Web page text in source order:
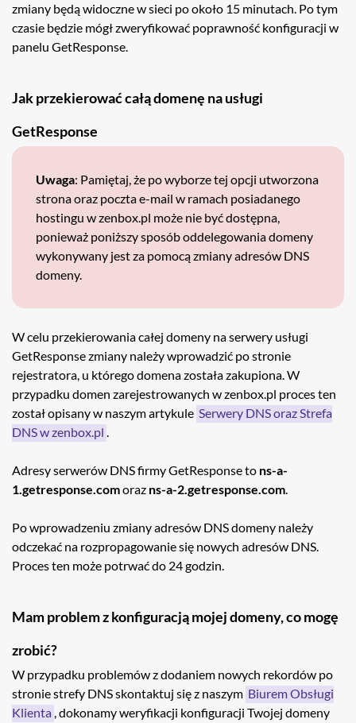
zmiany będą widoczne w sieci po około 15 minutach. Po tym
czasie będzie mógł zweryfikować poprawność konfiguracji w
panelu GetResponse.
Jak przekierować całą domenę na usługi
GetResponse
Uwaga: Pamiętaj, że po wyborze tej opcji utworzona
strona oraz poczta e-mail w ramach posiadanego
hostingu w zenbox.pl może nie być dostępna,
ponieważ poniższy sposób oddelegowania domeny
wykonywany jest za pomocą zmiany adresów DNS
domeny.
W celu przekierowania całej domeny na serwery usługi
GetResponse zmiany należy wprowadzić po stronie
rejestratora, u którego domena została zakupiona. W
przypadku domen zarejestrowanych w zenbox.pl proces ten
został opisany w naszym artykule Serwery DNS oraz Strefa
DNS w zenbox.pl .
Adresy serwerów DNS firmy GetResponse to ns-a-
1.getresponse.comoraz ns-a-2.getresponse.com.
Po wprowadzeniu zmiany adresów DNS domeny należy
odczekać na rozpropagowanie się nowych adresów DNS.
Proces ten może potrwać do 24 godzin.
Mam problem z konfiguracją mojej domeny, co mogę
zrobić?
W przypadku problemów z dodaniem nowych rekordów po
stronie strefy DNS skontaktuj się z naszym Biurem Obsługi
Klienta , dokonamy weryfikacji konfiguracji Twojej domeny